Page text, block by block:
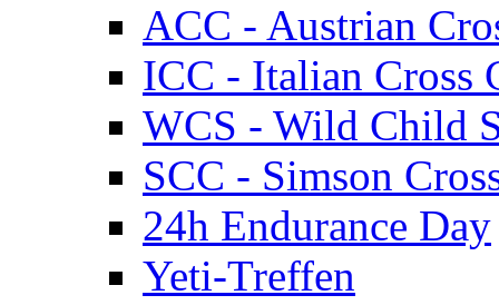
ACC - Austrian
ICC - Italian Cross
WCS - Wild Child
SCC - Simson
24h Endurance Day
Yeti-Treffen